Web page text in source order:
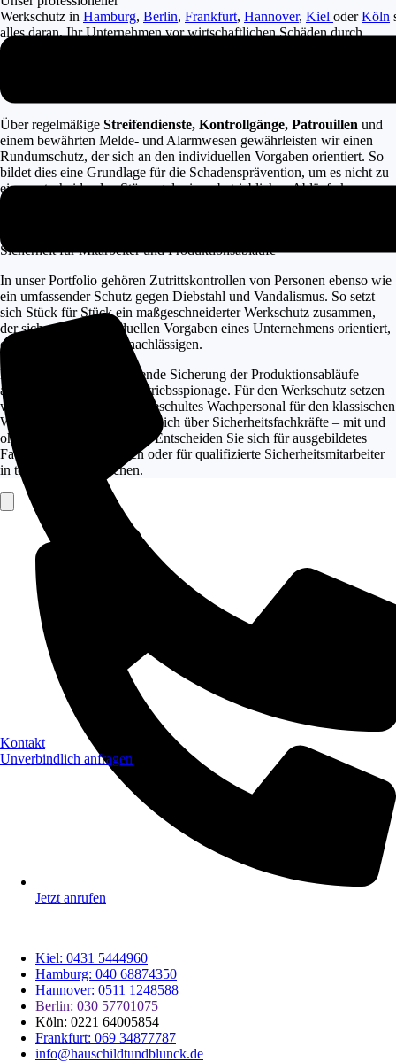
Kontakt
Unverbindlich anfragen
Werkschutz in Hamburg, Berlin, Frankfurt, Hannover, Kiel oderKöln
alles daran, Ihr Unternehmen vor wirtschaftlichen Schäden durch
sicherheitsrelevante Ereignisse zu bewahren. Informieren Sie sich an
Wir gewährleisten einen Rundumschutz
Über regelmäßige Streifendienste, Kontrollgänge, Patrouillen und
einem bewährten Melde- und Alarmwesen gewährleisten wir einen
Rundumschutz, der sich an den individuellen Vorgaben orientiert. So
bildet dies eine Grundlage für die Schadensprävention, um es nicht zu
einer entscheidenden Störung der innerbetrieblichen Abläufe kommen
zu lassen. Im Ernstfall macht sich der Werkschutz bezahlt und sichert
Sicherheit für Mitarbeiter und Produktionsabläufe
In unser Portfolio gehören Zutrittskontrollen von Personen ebenso wie
ein umfassender Schutz gegen Diebstahl und Vandalismus. So setzt
sich Stück für Stück ein maßgeschneiderter Werkschutz zusammen,
der sich an den individuellen Vorgaben eines Unternehmens orientiert,
ohne die Details zu vernachlässigen.
Das verlangt eine umfassende Sicherung der Produktionsabläufe –
auch vor Sabotage und Betriebsspionage. Für den Werkschutz setzen
wir in Ihrem Interesse auf geschultes Wachpersonal für den klassischen
Wachdienst und Kontrollbereich über Sicherheitsfachkräfte – mit und
ohne Uniform und Waffen. Entscheiden Sie sich für ausgebildetes
Fachpersonal mit Hunden oder für qualifizierte Sicherheitsmitarbeiter
in technischen Bereichen.
Jetzt anrufen
Kiel: 0431 5444960
Hamburg: 040 68874350
Hannover: 0511 1248588
Berlin: 030 57701075
Köln: 0221 64005854
Frankfurt: 069 34877787
info@hauschildtundblunck.de